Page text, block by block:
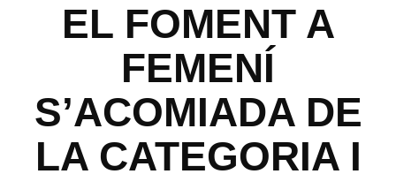
EL FOMENT A
FEMENÍ
S’ACOMIADA DE
LA CATEGORIA I